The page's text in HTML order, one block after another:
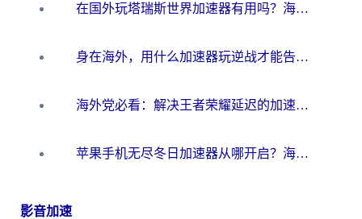
在国外玩塔瑞斯世界加速器有用吗？海外玩家亲测后的真实答案
身在海外，用什么加速器玩逆战才能告别延迟？
海外党必看：解决王者荣耀延迟的加速器终极指南——从EVE到猫和老鼠，一个工具全搞定
苹果手机无尽冬日加速器从哪开启？海外玩家的冬日生存指南
影音加速